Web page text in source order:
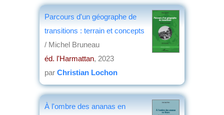
Parcours d'un géographe de
transitions : terrain et concepts
/ Michel Bruneau
éd. l'Harmattan, 2023
par Christian Lochon
À l'ombre des ananas en